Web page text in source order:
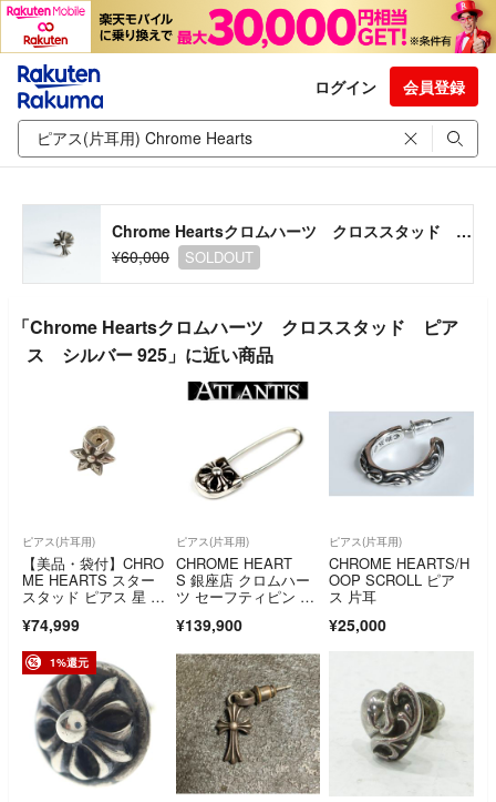
ログイン 会員登録
Chrome Heartsクロムハーツ クロススタッド ピアス シルバー 925
¥60,000
SOLDOUT
「Chrome Heartsクロムハーツ クロススタッド ピア
ス シルバー 925」に近い商品
ピアス(片耳用)
【美品・袋付】CHRO
ME HEARTS スター
スタッド ピアス 星 正
¥74,999
ピアス(片耳用)
CHROME HEART
S 銀座店 クロムハー
ツ セーフティピン ピ
ー SV925 103817
¥139,900
ピアス(片耳用)
CHROME HEARTS/H
OOP SCROLL ピア
ス 片耳
¥25,000
1%還元